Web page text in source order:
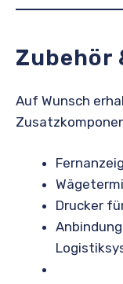
Zubehör
Auf Wunsch
Drucker